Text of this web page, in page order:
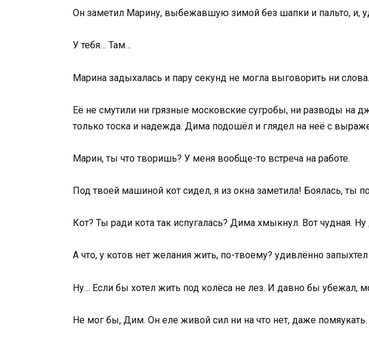
Он заметил Марину, выбежавшую зимой без шапки и пальто, и,
У тебя… Там…
Марина задыхалась и пару секунд не могла выговорить ни
Её не смутили ни грязные московские сугробы, ни разводы на
только тоска и надежда. Дима подошёл и глядел на неё с
Марин, ты что творишь? У меня вообще-то встреча на работе.
Под твоей машиной кот сидел, я из окна заметила! Боялась, ты
Кот? Ты ради кота так испугалась? Дима хмыкнул. Вот чудная. Ну
А что, у котов нет желания жить, по-твоему? удивлённо
Ну… Если бы хотел жить под колёса не лез. И давно бы убежал,
Не мог бы, Дим. Он еле живой сил ни на что нет, даже помяукать.